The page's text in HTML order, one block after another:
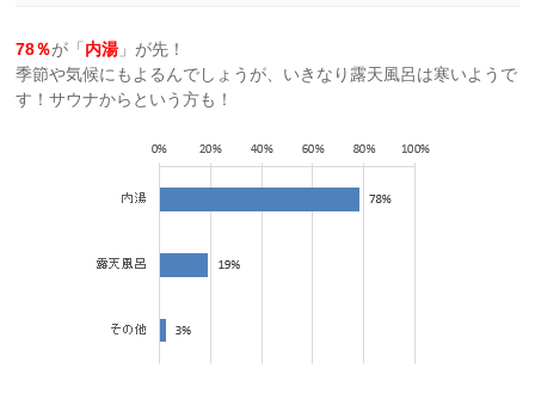
78％が「 内湯」が先！
季節や気候にもよるんでしょうが、いきなり露天風呂は寒いようで
す！サウナからという方も！